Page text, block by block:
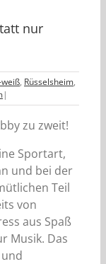
nur
, Rüsselsheim,
|
zu zweit!
Sportart,
und bei der
Teil
von
aus Spaß
Musik. Das